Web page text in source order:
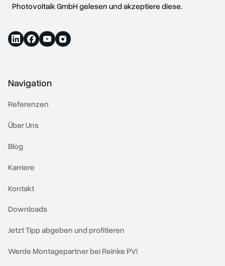
Photovoltaik GmbH gelesen und akzeptiere diese.
Navigation
Referenzen
Über Uns
Blog
Karriere
Kontakt
Downloads
Jetzt Tipp abgeben und profitieren
Werde Montagepartner bei Reinke PV!